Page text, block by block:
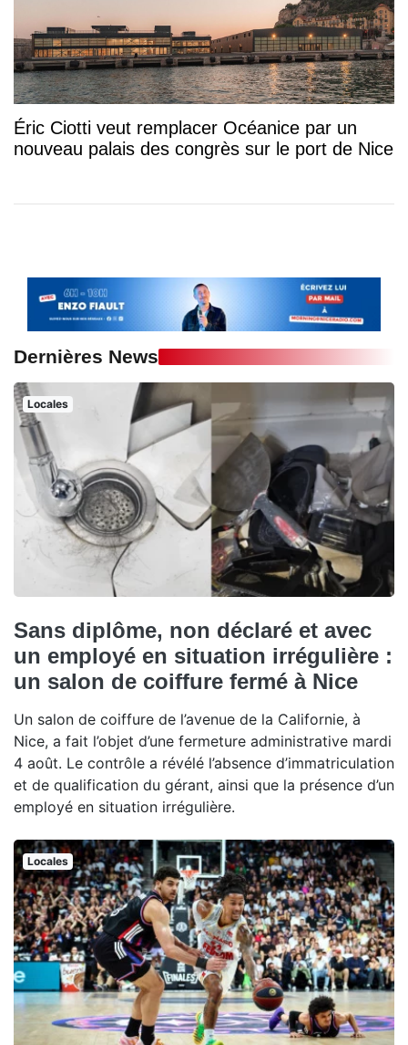
Éric Ciotti veut remplacer Océanice par un
nouveau palais des congrès sur le port de Nice
Dernières News
Locales
Sans diplôme, non déclaré et avec
un employé en situation irrégulière :
un salon de coiffure fermé à Nice
Un salon de coiffure de l’avenue de la Californie, à
Nice, a fait l’objet d’une fermeture administrative mardi
4 août. Le contrôle a révélé l’absence d’immatriculation
et de qualification du gérant, ainsi que la présence d’un
employé en situation irrégulière.
Locales